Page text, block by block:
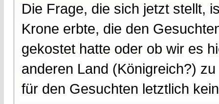
Die Frage, die sich jetzt stellt,
Krone erbte, die den
gekostet hatte oder ob wir es
anderen Land (Königreich?)
für den Gesuchten letztlich